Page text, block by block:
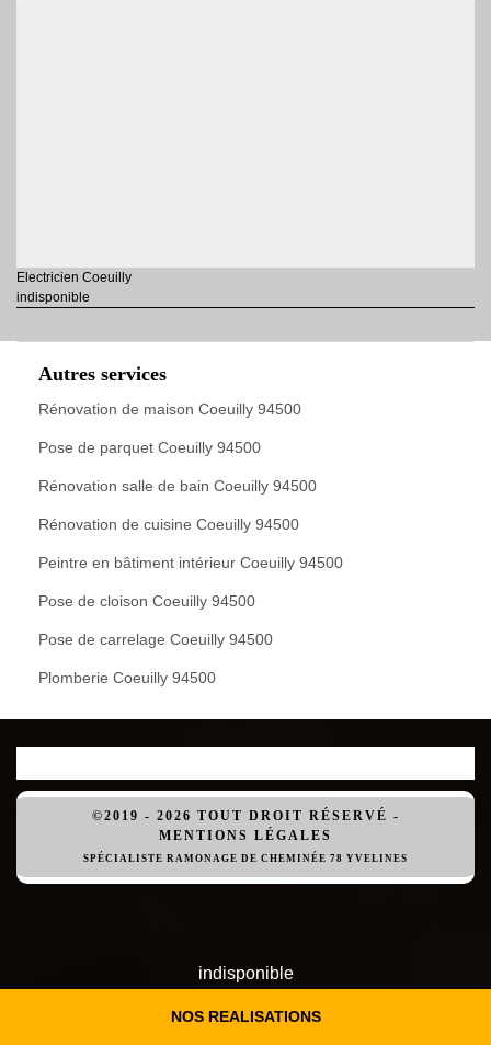
NOS REALISATIONS
Electricien Coeuilly
indisponible
Autres services
Rénovation de maison Coeuilly 94500
Pose de parquet Coeuilly 94500
Rénovation salle de bain Coeuilly 94500
Rénovation de cuisine Coeuilly 94500
Peintre en bâtiment intérieur Coeuilly 94500
Pose de cloison Coeuilly 94500
Pose de carrelage Coeuilly 94500
Plomberie Coeuilly 94500
©2019 - 2026 TOUT DROIT RÉSERVÉ -
MENTIONS LÉGALES
SPÉCIALISTE RAMONAGE DE CHEMINÉE 78 YVELINES
indisponible